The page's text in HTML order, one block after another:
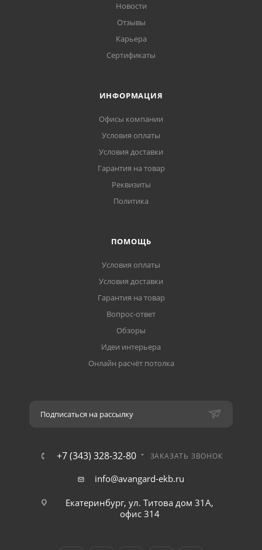
Новости
Отзывы
Карьера
Сертификаты
ИНФОРМАЦИЯ
Офисы компании
Условия оплаты
Условия доставки
Гарантия на товар
Реквизиты
Политика
ПОМОЩЬ
Условия оплаты
Условия доставки
Гарантия на товар
Вопрос-ответ
Обзоры
Идеи интерьера
Онлайн расчёт потолка
Подписаться на рассылку
+7 (343) 328-32-80 ЗАКАЗАТЬ ЗВОНОК
info@avangard-ekb.ru
Екатеринбург, ул. Титова дом 31A,
офис 314